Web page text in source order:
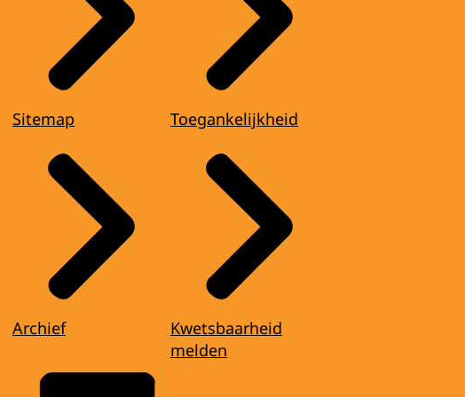
Sitemap
Archief
Toegankelijkheid
Kwetsbaarheid
melden